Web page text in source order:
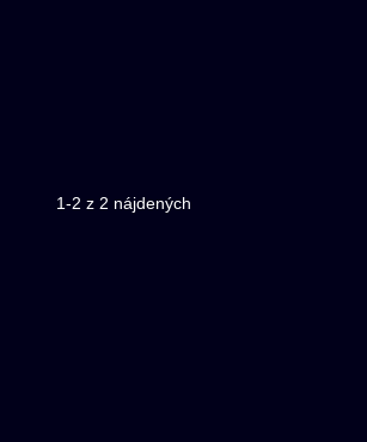
1-2 z 2 nájdených